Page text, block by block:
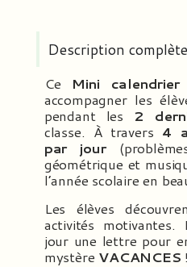
Description complète
Ce Mini calendrier
accompagner les
pendant les 2
classe. À travers 4
par jour
géométrique et
l’année scolaire en
Les élèves
activités
jour une lettre pour
mystère VACANCES !